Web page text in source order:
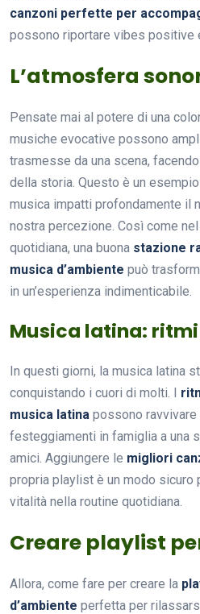
canzoni perfette per
possono riportare vibes positive
L’atmosfera
Pensate mai al potere di una
musiche evocative possono
trasmesse da una scena,
della storia. Questo è un
musica impatti profondamente il
nostra percezione. Così come
quotidiana, una buona stazione
musica d’ambiente può
in un’esperienza indimenticabile.
Musica latina:
In questi giorni, la musica latina
conquistando i cuori di molti. I
musica latina possono
festeggiamenti in famiglia a una
amici. Aggiungere le migliori
propria playlist è un modo sicuro
vitalità nella routine quotidiana.
Creare playlist
Allora, come fare per creare la
d’ambiente perfetta per